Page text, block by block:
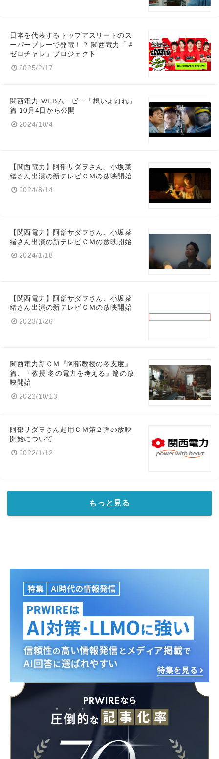
日本を代表するトップアスリートのス
ーパープレーで発電！？ 関西電力「＃
ゼロチャレ」プロジェクト
2025/2/17
関西電力 WEBムービー「想いよ灯れ」
篇 10月4日から公開
2024/10/4
【関西電力】阿部サダヲさん、小坂菜
緒さん出演の新テレビＣＭの放映開始
2024/8/14
【関西電力】阿部サダヲさん、小坂菜
緒さん出演の新テレビＣＭの放映開始
2024/1/18
【関西電力】阿部サダヲさん、小坂菜
緒さん出演の新テレビＣＭの放映開始
2023/1/26
関西電力新ＣＭ『阿部教授の冬支度』
篇、『教授 冬の電力を考える』篇の放
映開始
2022/10/13
阿部サダヲさん起用ＣＭ第２弾の放映
開始について
2022/1/12
もっと見る
Japanese
English